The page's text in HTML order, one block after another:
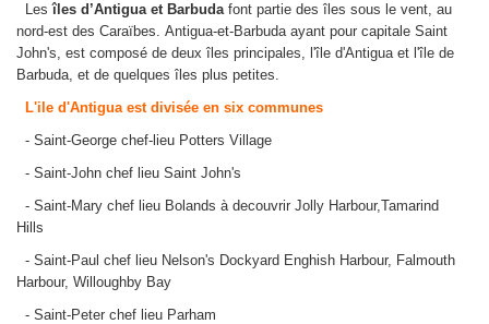
Lesîles d’Antigua et Barbudafont partie des îles sous le vent, au
nord-est des Caraïbes. Antigua-et-Barbuda ayant pour capitale Saint
John's, est composé de deux îles principales, l'île d'Antigua et l'île de
Barbuda, et de quelques îles plus petites.
L'ile d'Antigua est divisée en six communes
- Saint-George chef-lieu Potters Village
- Saint-John chef lieu Saint John's
- Saint-Mary chef lieu Bolands à decouvrir Jolly Harbour,Tamarind
Hills
- Saint-Paul chef lieu Nelson's Dockyard Enghish Harbour, Falmouth
Harbour, Willoughby Bay
- Saint-Peter chef lieu Parham